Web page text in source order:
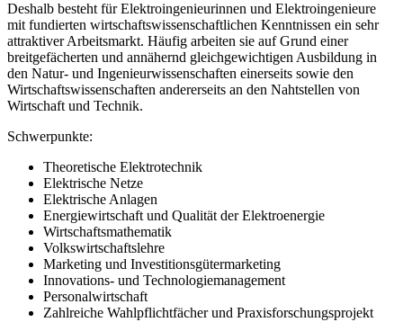
Deshalb besteht für Elektroingenieurinnen und Elektroingenieure
mit fundierten wirtschaftswissenschaftlichen Kenntnissen ein sehr
attraktiver Arbeitsmarkt. Häufig arbeiten sie auf Grund einer
breitgefächerten und annähernd gleichgewichtigen Ausbildung in
den Natur- und Ingenieurwissenschaften einerseits sowie den
Wirtschaftswissenschaften andererseits an den Nahtstellen von
Wirtschaft und Technik.
Schwerpunkte:
Theoretische Elektrotechnik
Elektrische Netze
Elektrische Anlagen
Energiewirtschaft und Qualität der Elektroenergie
Wirtschaftsmathematik
Volkswirtschaftslehre
Marketing und Investitionsgütermarketing
Innovations- und Technologiemanagement
Personalwirtschaft
Zahlreiche Wahlpflichtfächer und Praxisforschungsprojekt